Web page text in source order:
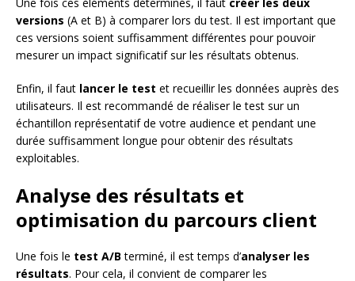
versions (A et B) à comparer lors du test. Il est important que
ces versions soient suffisamment différentes pour pouvoir
mesurer un impact significatif sur les résultats obtenus.
Enfin, il faut lancer le test et recueillir les données auprès des
utilisateurs. Il est recommandé de réaliser le test sur un
échantillon représentatif de votre audience et pendant une
durée suffisamment longue pour obtenir des résultats
exploitables.
Analyse des résultats et
optimisation du parcours client
Une fois le test A/B terminé, il est temps d’analyser les
résultats. Pour cela, il convient de comparer les